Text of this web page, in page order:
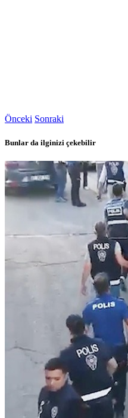
Önceki Sonraki
Bunlar da ilginizi çekebilir